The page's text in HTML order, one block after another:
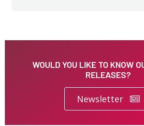
WOULD YOU LIKE TO KNOW
RELEASES?
Newsletter